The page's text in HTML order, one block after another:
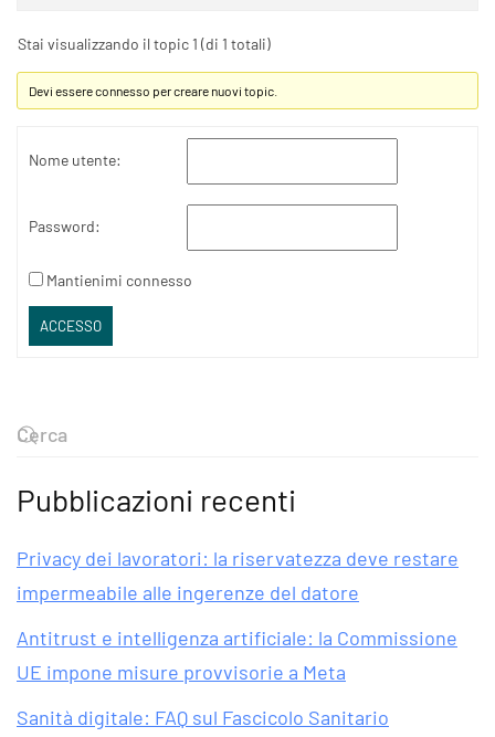
Stai visualizzando il topic 1 (di 1 totali)
Devi essere connesso per creare nuovi topic.
Nome utente:
Password:
Mantienimi connesso
ACCESSO
Pubblicazioni recenti
Privacy dei lavoratori: la riservatezza deve restare
impermeabile alle ingerenze del datore
Antitrust e intelligenza artificiale: la Commissione
UE impone misure provvisorie a Meta
Sanità digitale: FAQ sul Fascicolo Sanitario